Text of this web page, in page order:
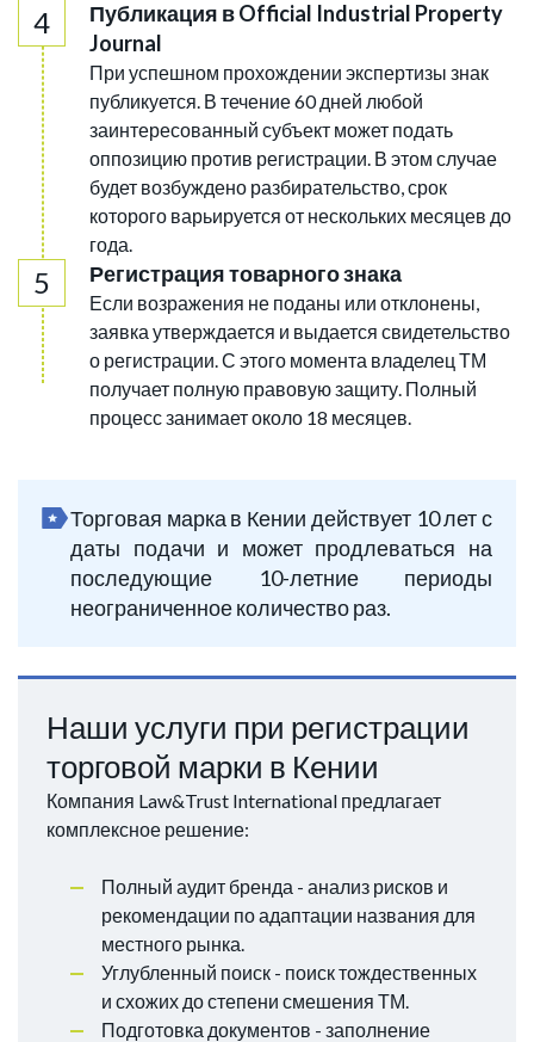
Публикация в Official Industrial Property
Journal
При успешном прохождении экспертизы знак
публикуется. В течение 60 дней любой
заинтересованный субъект может подать
оппозицию против регистрации. В этом случае
будет возбуждено разбирательство, срок
которого варьируется от нескольких месяцев до
года.
Регистрация товарного знака
Если возражения не поданы или отклонены,
заявка утверждается и выдается свидетельство
о регистрации. С этого момента владелец ТМ
получает полную правовую защиту. Полный
процесс занимает около 18 месяцев.
Торговая марка в Кении действует 10 лет с
даты подачи и может продлеваться на
последующие 10-летние периоды
неограниченное количество раз.
Наши услуги при регистрации
торговой марки в Кении
Компания Law&Trust International предлагает
комплексное решение:
Полный аудит бренда - анализ рисков и
рекомендации по адаптации названия для
местного рынка.
Углубленный поиск - поиск тождественных
и схожих до степени смешения ТМ.
Подготовка документов - заполнение